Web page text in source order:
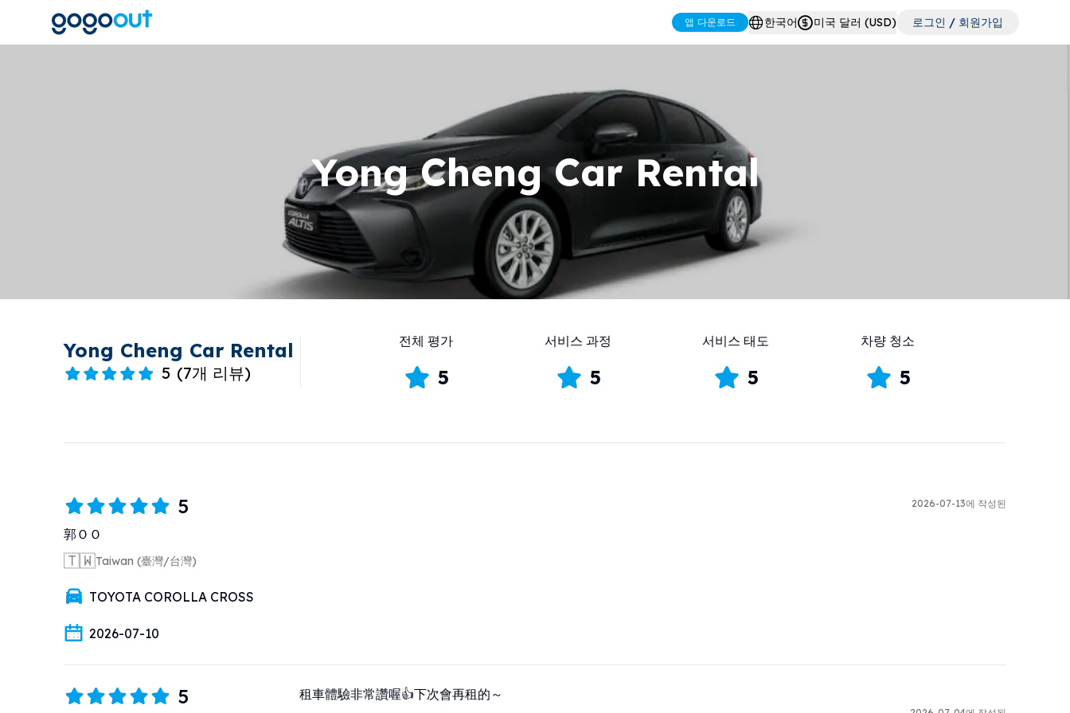
앱 다운로드 한국어 미국 달러 (USD) 로그인 / 회원가입
Yong Cheng Car Rental
Yong Cheng Car Rental
5 (7개 리뷰)
전체 평가
5
서비스 과정
5
서비스 태도
5
차량 청소
5
5
郭ＯＯ
🇹🇼Taiwan (臺灣/台灣)
TOYOTA COROLLA CROSS
2026-07-10
2026-07-13에 작성된
5 租車體驗非常讚喔👍下次會再租的～